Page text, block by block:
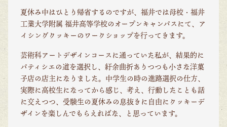
夏休み中はひとり帰省するのですが、福井では母校・福井
工業大学附属 福井高等学校のオープンキャンパスにて、ア
イシングクッキーのワークショップを行ってきます。
芸術科アートデザインコースに通っていた私が、結果的に
パティシエの道を選択し、紆余曲折ありつつも小さな洋菓
子店の店主になりました。中学生の時の進路選択の仕方、
実際に高校生になってから感じ、考え、行動したことも話
に交えつつ、受験生の夏休みの息抜きに自由にクッキーデ
ザインを楽しんでもらえればな、と思っています。